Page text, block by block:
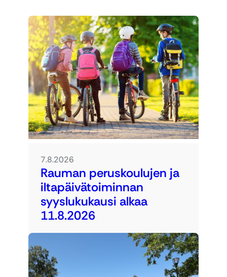
7.8.2026
Rauman peruskoulujen ja
iltapäivätoiminnan
syyslukukausi alkaa
11.8.2026